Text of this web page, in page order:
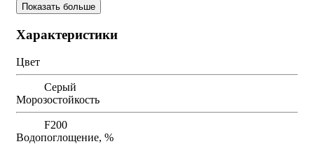
Показать больше
Характеристики
Цвет
Серый
Морозостойкость
F200
Водопоглощение, %